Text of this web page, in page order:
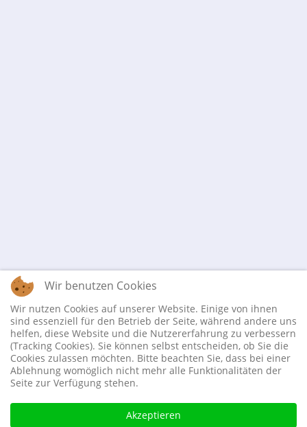
Wir benutzen Cookies
Wir nutzen Cookies auf unserer Website. Einige von ihnen
sind essenziell für den Betrieb der Seite, während andere uns
helfen, diese Website und die Nutzererfahrung zu verbessern
(Tracking Cookies). Sie können selbst entscheiden, ob Sie die
Cookies zulassen möchten. Bitte beachten Sie, dass bei einer
Ablehnung womöglich nicht mehr alle Funktionalitäten der
Seite zur Verfügung stehen.
Akzeptieren